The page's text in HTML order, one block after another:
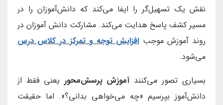
نقش یک تسهیل‌گر را ایفا می‌کند که دانش‌آموزان را در
مسیر کشف پاسخ هدایت می‌کند. مشارکت دانش آموزان در
روند آموزش موجبافزایش توجه و تمرکز در کلاس درس
می‌شود.
بسیاری تصور می‌کنندآموزش پرسش‌محور یعنی فقط از
دانش‌آموز بپرسیم «چه می‌خواهی بدانی؟». اما حقیقت